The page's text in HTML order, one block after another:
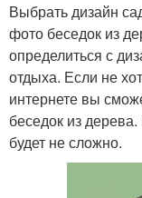
Выбрать дизайн
фото беседок из
определиться с
отдыха. Если не
интернете вы
беседок из
будет не сложно.